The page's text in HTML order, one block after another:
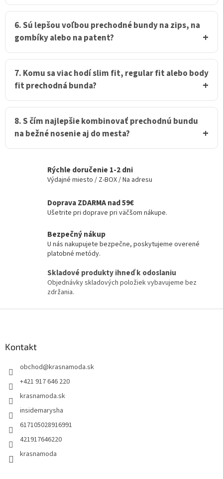
6. Sú lepšou voľbou prechodné bundy na zips, na
gombíky alebo na patent?
7. Komu sa viac hodí slim fit, regular fit alebo body
fit prechodná bunda?
8. S čím najlepšie kombinovať prechodnú bundu
na bežné nosenie aj do mesta?
Rýchle doručenie 1-2 dni
Výdajné miesto / Z-BOX / Na adresu
Doprava ZDARMA nad 59€
Ušetrite pri doprave pri väčšom nákupe.
Bezpečný nákup
U nás nakupujete bezpečne, poskytujeme overené
platobné metódy.
Skladové produkty ihneď k odoslaniu
Objednávky skladových položiek vybavujeme bez
zdržania.
Kontakt
obchod@krasnamoda.sk
+421 917 646 220
krasnamoda.sk
insidemarysha
617105028916991
421917646220
krasnamoda